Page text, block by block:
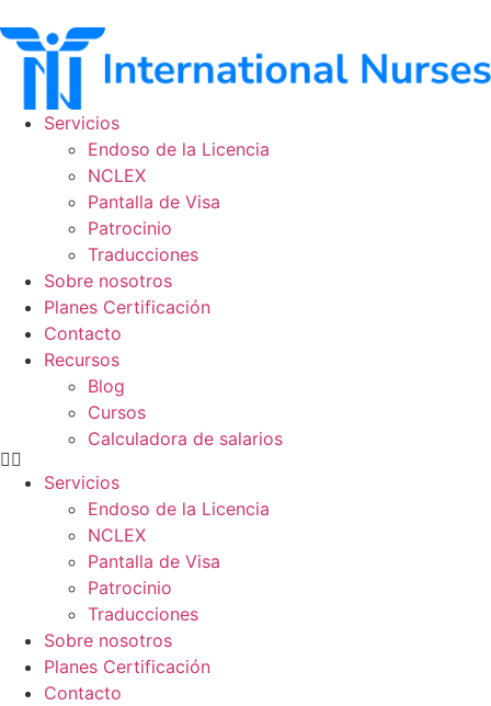
al
contenido
Servicios
Endoso de la Licencia
NCLEX
Pantalla de Visa
Patrocinio
Traducciones
Sobre nosotros
Planes Certificación
Contacto
Recursos
Blog
Cursos
Calculadora de salarios
Servicios
Endoso de la Licencia
NCLEX
Pantalla de Visa
Patrocinio
Traducciones
Sobre nosotros
Planes Certificación
Contacto